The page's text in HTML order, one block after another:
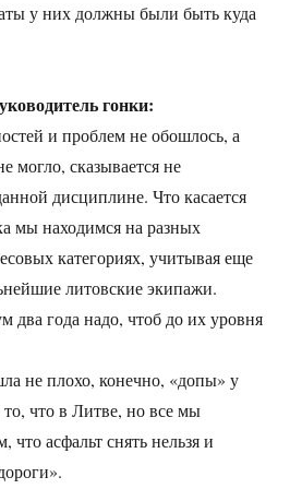
у них должны были быть куда
гонки:
и проблем не обошлось, а
могло, сказывается не
дисциплине. Что касается
мы находимся на разных
категориях, учитывая еще
литовские экипажи.
года надо, чтоб до их уровня
не плохо, конечно, «допы» у
то, что в Литве, но все мы
что асфальт снять нельзя и